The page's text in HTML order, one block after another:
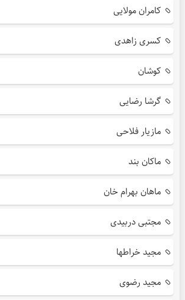
کامران مولایی
کسری زاهدی
کوشان
گرشا رضایی
مازیار فلاحی
ماکان بند
ماهان بهرام خان
مجتبی دربیدی
مجید خراطها
مجید رضوی